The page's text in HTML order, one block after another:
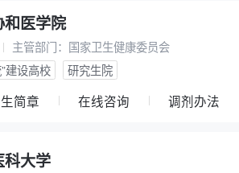
和医学院
主管部门： 国家卫生健康委员会
建设高校
研究生院
简章 在线咨询 调剂办法
科大学